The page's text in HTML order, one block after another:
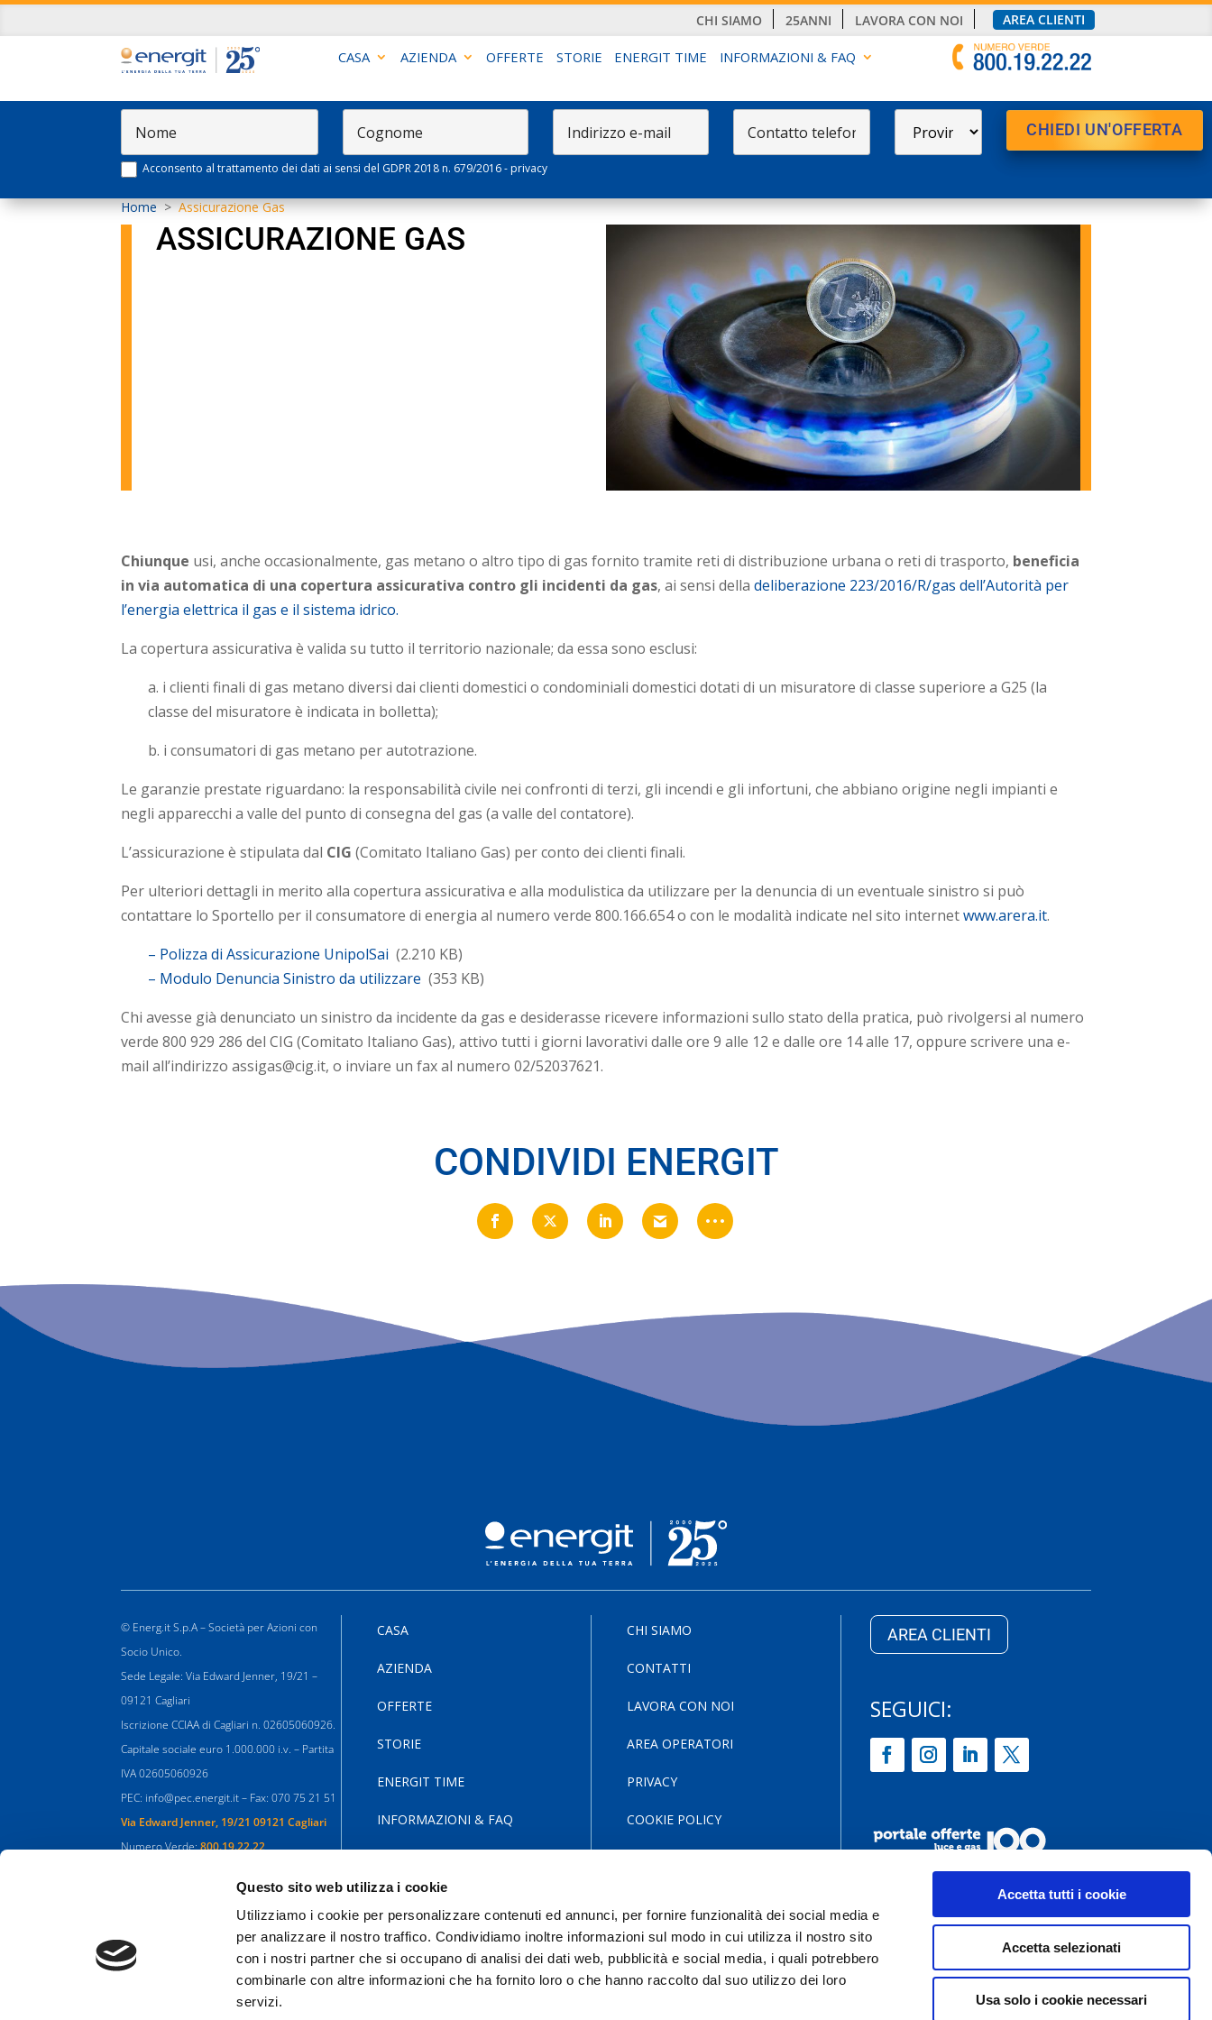
Questo sito web utilizza i cookie
Utilizziamo i cookie per personalizzare contenuti ed annunci, per fornire funzionalità dei social media e
per analizzare il nostro traffico. Condividiamo inoltre informazioni sul modo in cui utilizza il nostro sito
con i nostri partner che si occupano di analisi dei dati web, pubblicità e social media, i quali potrebbero
combinarle con altre informazioni che ha fornito loro o che hanno raccolto dal suo utilizzo dei loro
servizi.
Accetta tutti i cookie
Accetta selezionati
Usa solo i cookie necessari
CHI SIAMO 25ANNI LAVORA CON NOI AREA CLIENTI
CASA AZIENDA OFFERTE STORIE ENERGIT TIME INFORMAZIONI & FAQ
Acconsento al trattamento dei dati ai sensi del GDPR 2018 n. 679/2016 -privacy
Home>Assicurazione Gas
ASSICURAZIONE GAS
Chiunque usi, anche occasionalmente, gas metano o altro tipo di gas fornito tramite reti di distribuzione urbana o reti di trasporto, beneficia
in via automatica di una copertura assicurativa contro gli incidenti da gas, ai sensi delladeliberazione 223/2016/R/gas dell’Autorità per
l’energia elettrica il gas e il sistema idrico.
La copertura assicurativa è valida su tutto il territorio nazionale; da essa sono esclusi:
a. i clienti finali di gas metano diversi dai clienti domestici o condominiali domestici dotati di un misuratore di classe superiore a G25 (la
classe del misuratore è indicata in bolletta);
b. i consumatori di gas metano per autotrazione.
Le garanzie prestate riguardano: la responsabilità civile nei confronti di terzi, gli incendi e gli infortuni, che abbiano origine negli impianti e
negli apparecchi a valle del punto di consegna del gas (a valle del contatore).
L’assicurazione è stipulata dal CIG (Comitato Italiano Gas) per conto dei clienti finali.
Per ulteriori dettagli in merito alla copertura assicurativa e alla modulistica da utilizzare per la denuncia di un eventuale sinistro si può
contattare lo Sportello per il consumatore di energia al numero verde 800.166.654 o con le modalità indicate nel sito internetwww.arera.it.
– Polizza di Assicurazione UnipolSai (2.210 KB)
– Modulo Denuncia Sinistro da utilizzare (353 KB)
Chi avesse già denunciato un sinistro da incidente da gas e desiderasse ricevere informazioni sullo stato della pratica, può rivolgersi al numero
verde 800 929 286 del CIG (Comitato Italiano Gas), attivo tutti i giorni lavorativi dalle ore 9 alle 12 e dalle ore 14 alle 17, oppure scrivere una e-
mail all’indirizzo assigas@cig.it, o inviare un fax al numero 02/52037621.
CONDIVIDI ENERGIT
© Energ.it S.p.A – Società per Azioni con
Socio Unico.
Sede Legale: Via Edward Jenner, 19/21 –
09121 Cagliari
Iscrizione CCIAA di Cagliari n. 02605060926.
Capitale sociale euro 1.000.000 i.v. – Partita
IVA 02605060926
PEC: info@pec.energit.it – Fax: 070 75 21 51
Via Edward Jenner, 19/21 09121 Cagliari
Numero Verde:800.19.22.22
CASA
AZIENDA
OFFERTE
STORIE
ENERGIT TIME
INFORMAZIONI & FAQ
CHI SIAMO
CONTATTI
LAVORA CON NOI
AREA OPERATORI
PRIVACY
COOKIE POLICY
AREA CLIENTI
SEGUICI: